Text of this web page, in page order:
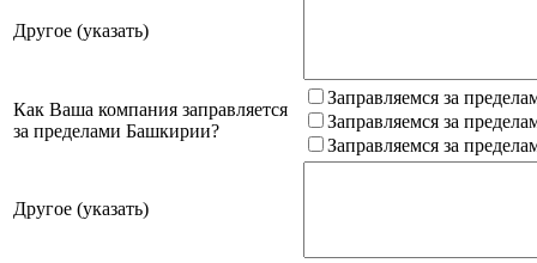
Другое (указать)
Как Ваша компания заправляется
за пределами Башкирии?
Заправляемся за
Заправляемся за
Заправляемся за
Другое (указать)